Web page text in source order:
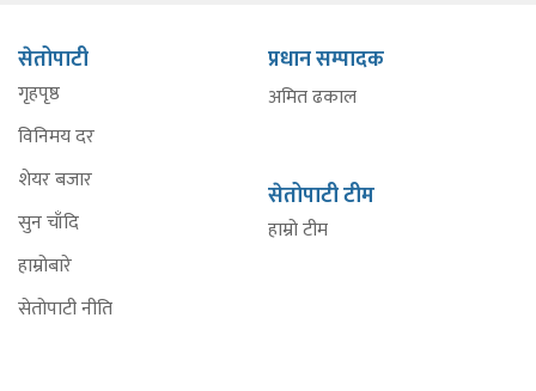
सेतोपाटी
गृहपृष्ठ
विनिमय दर
शेयर बजार
सुन चाँदि
हाम्रोबारे
सेतोपाटी नीति
प्रधान सम्पादक
अमित ढकाल
सेतोपाटी टीम
हाम्रो टीम